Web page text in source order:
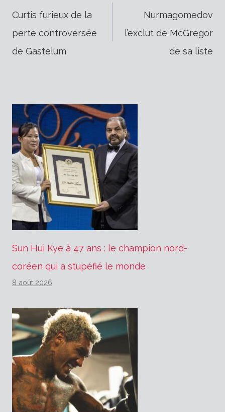
de
l’article
Curtis furieux de la
perte controversée
de Gastelum
Nurmagomedov
l’exclut de McGregor
de sa liste
Sun Hui Kye à 47 ans : le champion nord-
coréen qui a stupéfié le monde
8 août 2026